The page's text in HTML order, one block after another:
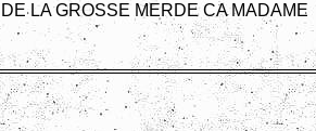
LA GROSSE MERDE CA MADAME